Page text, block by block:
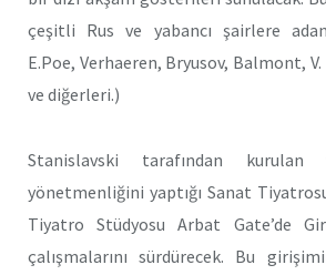
çeşitli Rus ve yabancı şairlere
E.Poe, Verhaeren, Bryusov, Balmont,
ve diğerleri.)
Stanislavski tarafından kurulan
yönetmenli­ğini yaptığı Sanat
Tiyatro Stüdyosu Arbat Gate’de
çalışmalarını sürdürecek. Bu